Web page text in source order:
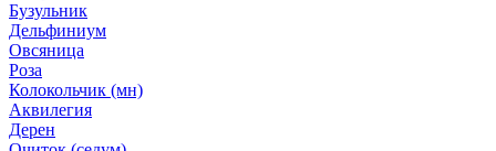
Бузульник
Дельфиниум
Овсяница
Роза
Колокольчик (мн)
Аквилегия
Дерен